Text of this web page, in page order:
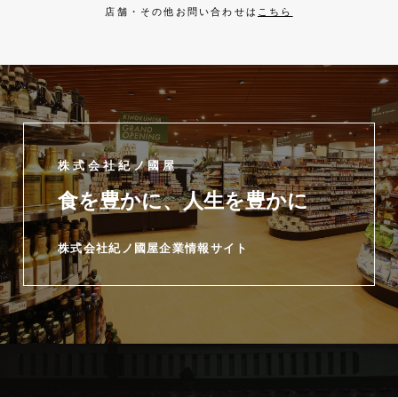
店舗・その他お問い合わせは こちら
株式会社紀ノ國屋
食を豊かに、人生を豊かに
株式会社紀ノ國屋企業情報サイト